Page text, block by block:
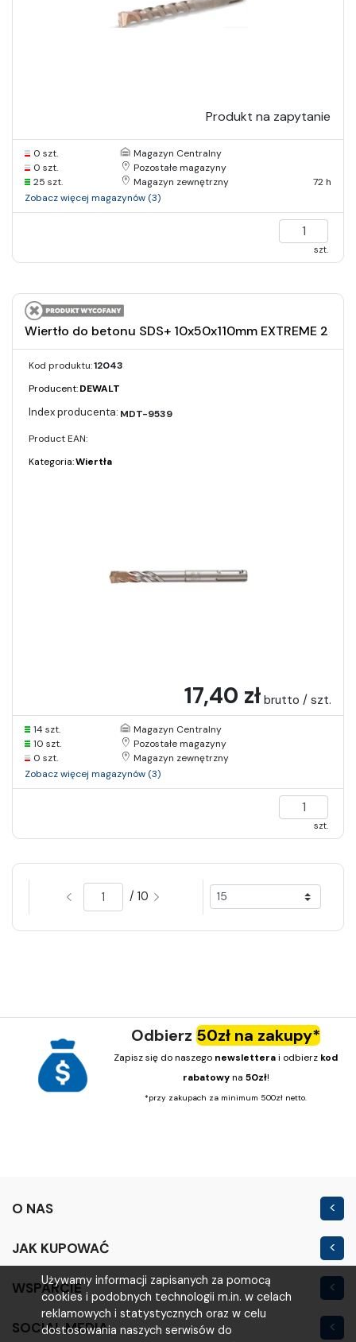
Używamy informacji zapisanych za pomocą
cookies i podobnych technologii m.in. w celach
reklamowych i statystycznych oraz w celu
dostosowania naszych serwisów do
Produkt na zapytanie
0 szt.
Magazyn Centralny
0 szt.
Pozostałe magazyny
25 szt.
Magazyn zewnętrzny
72 h
Zobacz więcej magazynów (3)
szt.
Wiertło do betonu SDS+ 10x50x110mm EXTREME 2
Kod produktu:12043
Producent:DEWALT
MDT-9539
Product EAN:
Kategoria:Wiertła
17,40 zł brutto / szt.
14 szt.
Magazyn Centralny
10 szt.
Pozostałe magazyny
0 szt.
Magazyn zewnętrzny
Zobacz więcej magazynów (3)
szt.
/ 10
Odbierz 50zł na zakupy*
Zapisz się do naszego newsletterai odbierz kod
rabatowyna 50zł!
*przy zakupach za minimum 500zł netto.
O NAS
Outlet
JAK KUPOWAĆ
Regulamin sklepu
Polityka prywatności
Warunki i koszty
WSPARCIE
Moje konto
Logowanie
SOCIAL MEDIA